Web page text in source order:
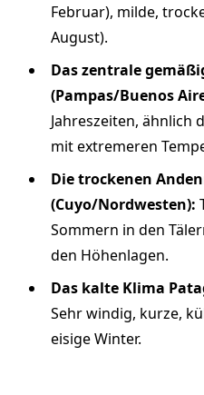
Februar), milde,
August).
Das zentrale
(Pampas/Buenos
Jahreszeiten, ähnlich
mit extremeren
Die trockenen
(Cuyo/Nordwesten):
Sommern in den
den Höhenlagen.
Das kalte Klima
Sehr windig, kurze,
eisige Winter.